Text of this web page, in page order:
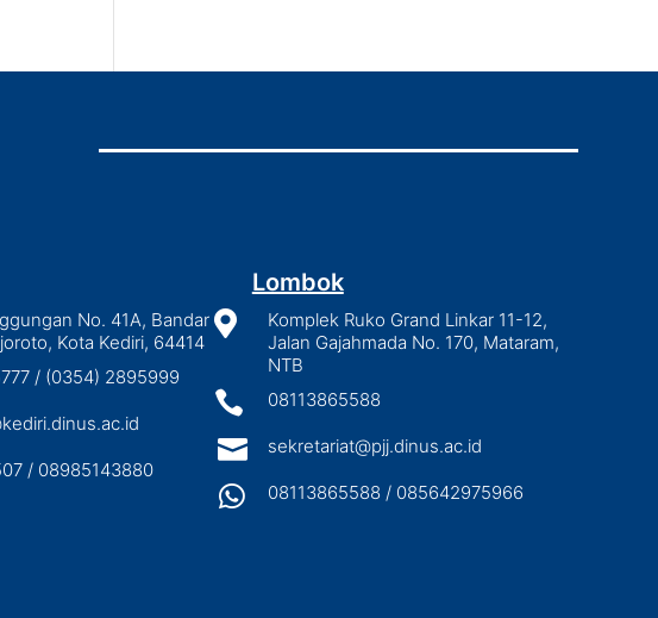
No. 41A, Bandar
Kota Kediri, 64414
/ (0354) 2895999
/ 08985143880
Lombok

Komplek Ruko Grand Linkar 11-12,
Jalan Gajahmada No. 170, Mataram,
NTB
 08113865588
 sekretariat@pjj.dinus.ac.id
 08113865588 / 085642975966